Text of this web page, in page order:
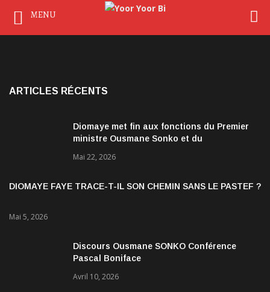
ARTICLES RÉCENTS
Diomaye met fin aux fonctions du Premier
ministre Ousmane Sonko et du
Mai 22, 2026
DIOMAYE FAYE TRACE-T-IL SON CHEMIN SANS LE PASTEF ?
Mai 5, 2026
Discours Ousmane SONKO Conférence
Pascal Boniface
Avril 10, 2026
MENU